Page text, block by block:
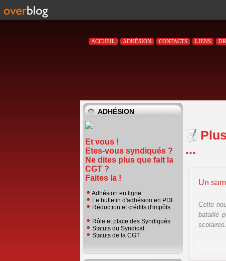
ACCUEIL ADHÉSION CONTACTS LIENS
ADHÉSION
Et vous !
Etes-vous syndiqués ?
Ne dites plus que fait la
CGT ?
Faites la !
Adhésion en ligne
Le bulletin d'adhésion en PDF
Réduction et crédits d'impôts
Rôle et place des Syndiqués
Statuts du Syndicat
Statuts de la CGT
...
Un
Cette
bataille